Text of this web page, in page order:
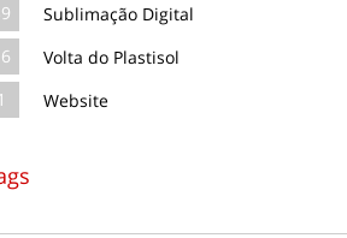
Sublimação Digital
Volta do Plastisol
Website